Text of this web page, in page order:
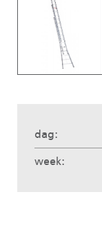
dag:
week: